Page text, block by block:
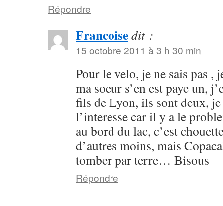
Répondre
Francoisedit :
15 octobre 2011 à 3 h 30 min
Pour le velo, je ne sais pas ,
ma soeur s’en est paye un,
fils de Lyon, ils sont deux,
l’interesse car il y a le
au bord du lac, c’est
d’autres moins, mais
tomber par terre… Bisous
Répondre